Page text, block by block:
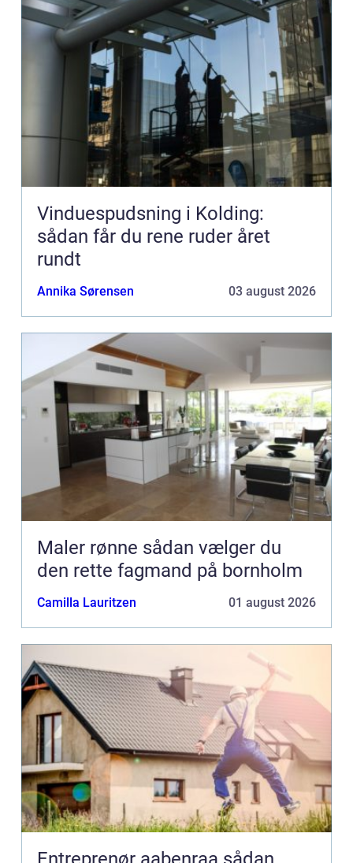
Vinduespudsning i Kolding:
sådan får du rene ruder året
rundt
Annika Sørensen 03 august 2026
Maler rønne sådan vælger du
den rette fagmand på bornholm
Camilla Lauritzen 01 august 2026